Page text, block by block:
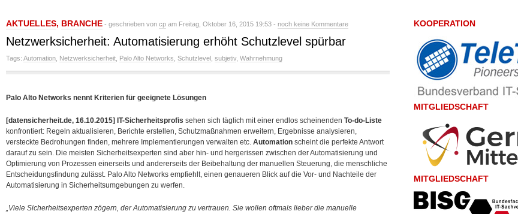
AKTUELLES, BRANCHE - geschrieben von cp am Freitag, Oktober 16, 2015 19:53 - noch keine Kommentare
Netzwerksicherheit: Automatisierung erhöht Schutzlevel spürbar
Tags: Automation Netzwerksicherheit Palo Alto Networks Schutzlevel subjetiv, Wahrnehmung
Palo Alto Networks nennt Kriterien für geeignete Lösungen
[datensicherheit.de, 16.10.2015] IT-Sicherheitsprofis sehen sich täglich mit einer endlos scheinenden To-do-Liste
konfrontiert: Regeln aktualisieren, Berichte erstellen, Schutzmaßnahmen erweitern, Ergebnisse analysieren,
versteckte Bedrohungen finden, mehrere Implementierungen verwalten etc. Automation scheint die perfekte Antwort
darauf zu sein. Die meisten Sicherheitsexperten sind aber hin- und hergerissen zwischen der Automatisierung und
Optimierung von Prozessen einerseits und andererseits der Beibehaltung der manuellen Steuerung, die menschliche
Entscheidungsfindung zulässt. Palo Alto Networks empfiehlt, einen genaueren Blick auf die Vor- und Nachteile der
Automatisierung in Sicherheitsumgebungen zu werfen.
„Viele Sicherheitsexperten zögern, der Automatisierung zu vertrauen. Sie wollen oftmals lieber die manuelle
KOOPERATION
MITGLIEDSCHAFT
MITGLIEDSCHAFT